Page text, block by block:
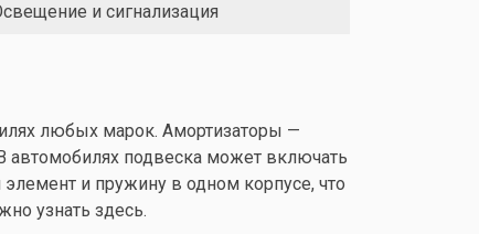
и сигнализация
любых марок. Амортизаторы —
автомобилях подвеска может включать
и пружину в одном корпусе, что
узнать здесь.